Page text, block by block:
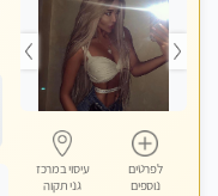
לפרטים
נוספים
עיסוי במרכז
גני תקוה